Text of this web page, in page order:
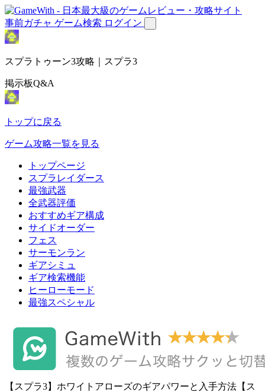
事前ガチャ ゲーム検索 ログイン
スプラトゥーン3攻略｜スプラ3
掲示板Q&A
トップに戻る
ゲーム攻略一覧を見る
トップページ
スプラレイダース
最強武器
全武器評価
おすすめギア構成
サイドオーダー
フェス
サーモンラン
ギアシミュ
ギア検索機能
ヒーローモード
最強スペシャル
【スプラ3】ホワイトアローズのギアパワーと入手方法【ス